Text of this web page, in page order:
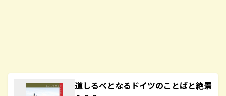
道しるべとなるドイツのことばと絶景